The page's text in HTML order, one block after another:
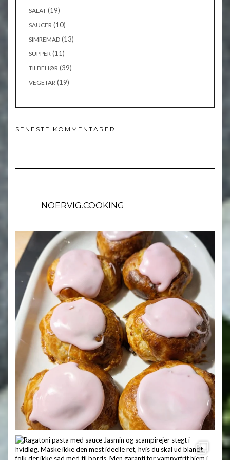
SALAT (19)
SAUCER (10)
SIMREMAD (13)
SUPPER (11)
TILBEHØR (39)
VEGETAR (19)
SENESTE KOMMENTARER
NOERVIG.COOKING